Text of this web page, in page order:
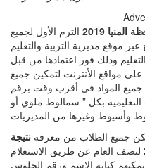
2019
الترم الأول لجميع
عبر موقع مديرية التربية والتعليم
وذلك فور اعتمادها من قبل
مواقع الأنترنت لتمكين جميع
المواد في أقرب وقت برقم
بكل ” سمالوط ملوي أو
جميع الطلاب من معرفة نتيجة
لنصف العام عن طريق الاستعلام
كتابة الاسم ورقم الجلوس